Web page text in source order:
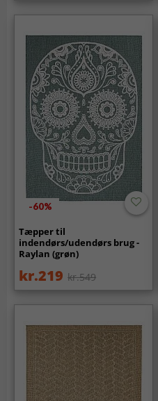
-60%
Tæpper til
indendørs/udendørs brug -
Raylan (grøn)
kr.219 kr.549